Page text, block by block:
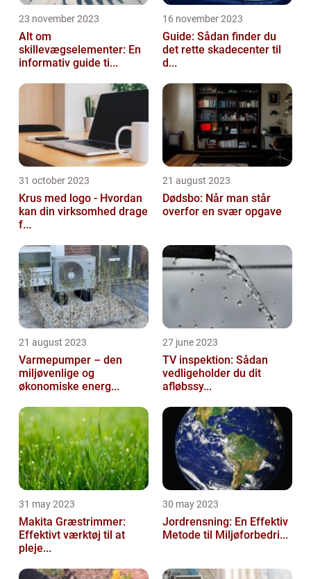
23 november 2023
Alt om
skillevægselementer: En
informativ guide ti...
16 november 2023
Guide: Sådan finder du
det rette skadecenter til
d...
31 october 2023
Krus med logo - Hvordan
kan din virksomhed drage
f...
21 august 2023
Dødsbo: Når man står
overfor en svær opgave
21 august 2023
Varmepumper – den
miljøvenlige og
økonomiske energ...
27 june 2023
TV inspektion: Sådan
vedligeholder du dit
afløbssy...
31 may 2023
Makita Græstrimmer:
Effektivt værktøj til at
pleje...
30 may 2023
Jordrensning: En Effektiv
Metode til Miljøforbedri...